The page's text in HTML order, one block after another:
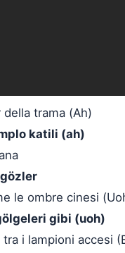
trama (Ah)
katili (ah)
gözler
le ombre cinesi
gibi (uoh)
i lampioni accesi